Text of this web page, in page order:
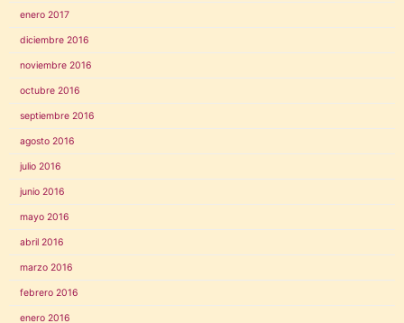
enero 2017
diciembre 2016
noviembre 2016
octubre 2016
septiembre 2016
agosto 2016
julio 2016
junio 2016
mayo 2016
abril 2016
marzo 2016
febrero 2016
enero 2016